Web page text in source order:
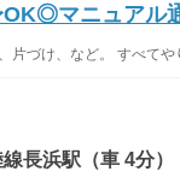
マニュアル
づけ、など。 すべてや
長浜駅（車 4分）